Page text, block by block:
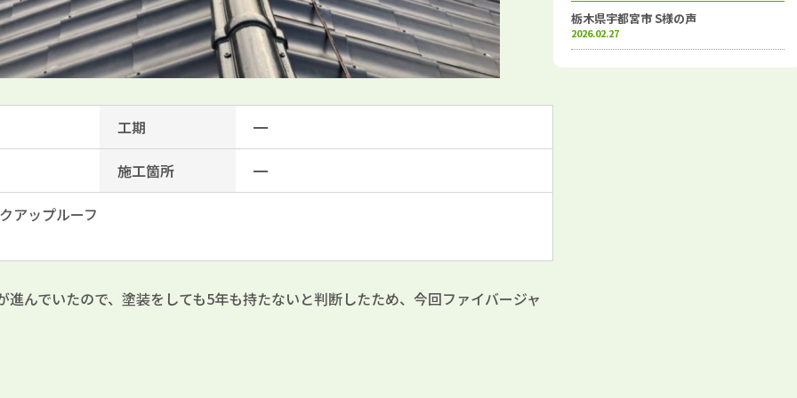
工期 ━
施工箇所 ━
アップルーフ
んでいたので、塗装をしても5年も持たないと判断したため、今回ファイバージャ
栃木県宇都宮市 S様の声
2026.02.27